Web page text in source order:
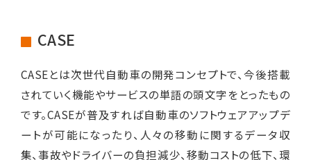
CASE
CASEとは次世代自動車の開発コンセプトで、今後搭載
されていく機能やサービスの単語の頭文字をとったもの
です。CASEが普及すれば自動車のソフトウェアアップデ
ートが可能になったり、人々の移動に関するデータ収
集、事故やドライバーの負担減少、移動コストの低下、環